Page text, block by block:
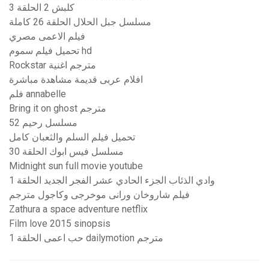
كلبش 2 الحلقة 3
مسلسل جبل الحلال الحلقة 26 كاملة
فيلم الاعمى مصري
تحميل فيلم سموم hd
Rockstar مترجم اغنية
افلام عربى قديمة مشاهدة مباشرة
فلم annabelle
Bring it on ghost مترجم
مسلسل رحيم 52
تحميل فيلم السلم والثعبان كامل
مسلسل فيس ابوك الحلقة 30
Midnight sun full movie youtube
وادي الذئاب الجزء الحادي عشر الفجر الجديد الحلقة 1
فيلم شاروخان ورانى موخرجى وكاجول مترجم
Zathura a space adventure netflix
Film love 2015 sinopsis
حب اعمى الحلقة 1 dailymotion مترجم